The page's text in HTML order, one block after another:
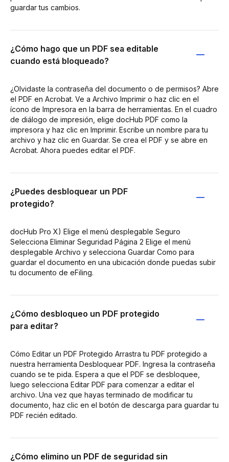
guardar tus cambios.
¿Cómo hago que un PDF sea editable
cuando está bloqueado?
¿Olvidaste la contraseña del documento o de permisos? Abre
el PDF en Acrobat. Ve a Archivo Imprimir o haz clic en el
ícono de Impresora en la barra de herramientas. En el cuadro
de diálogo de impresión, elige docHub PDF como la
impresora y haz clic en Imprimir. Escribe un nombre para tu
archivo y haz clic en Guardar. Se crea el PDF y se abre en
Acrobat. Ahora puedes editar el PDF.
¿Puedes desbloquear un PDF
protegido?
docHub Pro X) Elige el menú desplegable Seguro
Selecciona Eliminar Seguridad Página 2 Elige el menú
desplegable Archivo y selecciona Guardar Como para
guardar el documento en una ubicación donde puedas subir
tu documento de eFiling.
¿Cómo desbloqueo un PDF protegido
para editar?
Cómo Editar un PDF Protegido Arrastra tu PDF protegido a
nuestra herramienta Desbloquear PDF. Ingresa la contraseña
cuando se te pida. Espera a que el PDF se desbloquee,
luego selecciona Editar PDF para comenzar a editar el
archivo. Una vez que hayas terminado de modificar tu
documento, haz clic en el botón de descarga para guardar tu
PDF recién editado.
¿Cómo elimino un PDF de seguridad sin